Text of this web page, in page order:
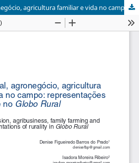
Extensão rural, agronegócio, agricultura familiar e vida no campo: representações da ruralidade no Globo Rural